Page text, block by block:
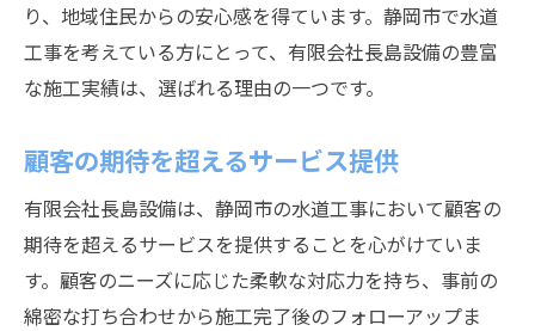
り、地域住民からの安心感を得ています。静岡市で水道
工事を考えている方にとって、有限会社長島設備の豊富
な施工実績は、選ばれる理由の一つです。
顧客の期待を超えるサービス提供
有限会社長島設備は、静岡市の水道工事において顧客の
期待を超えるサービスを提供することを心がけていま
す。顧客のニーズに応じた柔軟な対応力を持ち、事前の
綿密な打ち合わせから施工完了後のフォローアップま